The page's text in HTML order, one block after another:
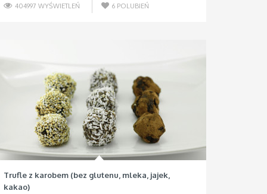
404997 WYŚWIETLEŃ 6 POLUBIEŃ
Trufle z karobem (bez glutenu, mleka, jajek,
kakao)